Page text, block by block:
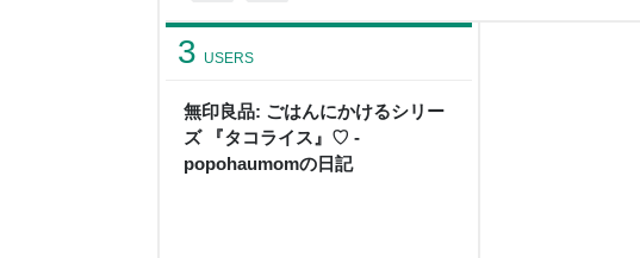
に 後からわさびの香りと ほんの少しだけツンとするアクセント 私
無印良品: ごはんにかけるシリー
ズ 『タコライス』♡ -
popohaumomの日記
3 USERS